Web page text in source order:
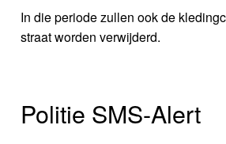
In die periode zullen ook de
straat worden verwijderd.
Politie SMS-Alert